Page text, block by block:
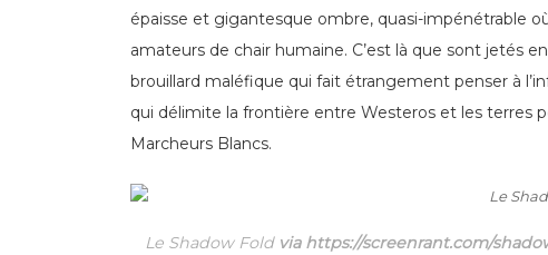
épaisse et gigantesque ombre, quasi-impénétrable
amateurs de chair humaine. C’est là que sont jetés
brouillard maléfique qui fait étrangement penser à
qui délimite la frontière entre Westeros et les terres
Marcheurs Blancs.
Le Shadow Foldvia https://screenrant.com/